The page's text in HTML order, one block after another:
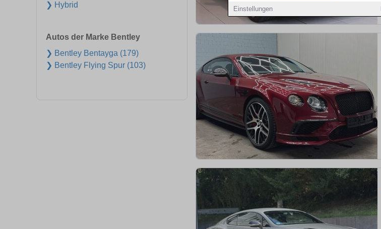
Einstellungen
❯ Hybrid
Autos der Marke Bentley
❯ Bentley Bentayga (179)
❯ Bentley Flying Spur (103)